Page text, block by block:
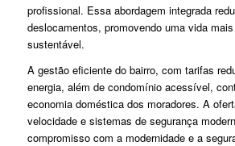
profissional. Essa abordagem integrada
deslocamentos, promovendo uma vida
sustentável.
A gestão eficiente do bairro, com tarifas
energia, além de condomínio acessível,
economia doméstica dos moradores. A
velocidade e sistemas de segurança
compromisso com a modernidade e a